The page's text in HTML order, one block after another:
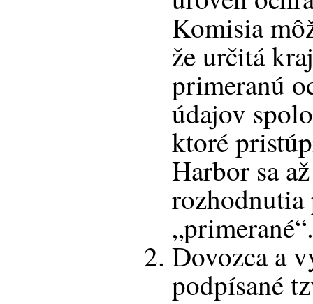
Komisia
že určitá
primeranú
údajov
ktoré
Harbor sa
rozhodnutia
Dovozca a
podpísané